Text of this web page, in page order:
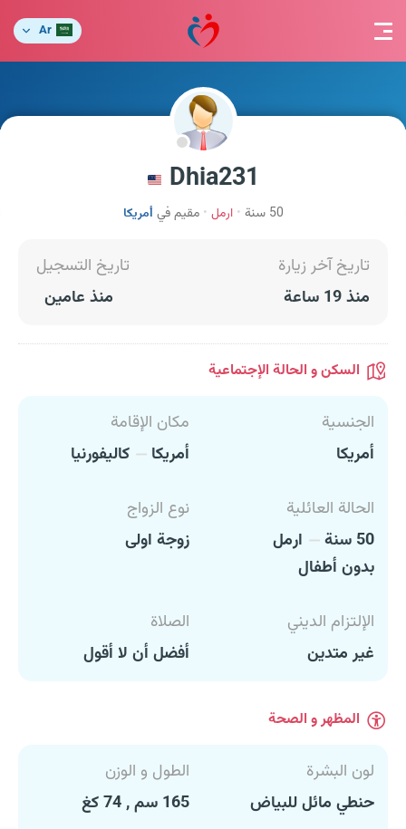
Ar
Dhia231
50 سنة ارمل مقيم في أمريكا
تاريخ آخر زيارة
منذ 19 ساعة
تاريخ التسجيل
منذ عامين
السكن و الحالة الإجتماعية
الجنسية
أمريكا
مكان الإقامة
أمريكا
كاليفورنيا
الحالة العائلية
50 سنة
ارمل
بدون أطفال
نوع الزواج
زوجة اولى
الإلتزام الديني
غير متدين
الصلاة
أفضل أن لا أقول
المظهر و الصحة
لون البشرة
حنطي مائل للبياض
الطول و الوزن
165 سم , 74 كغ